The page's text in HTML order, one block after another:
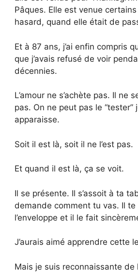
Pâques. Elle est venue
hasard, quand elle était de
Et à 87 ans, j’ai enfin compris
que j’avais refusé de voir
décennies.
L’amour ne s’achète pas. Il ne
pas. On ne peut pas le “tester”
apparaisse.
Soit il est là, soit il ne l’est pas.
Et quand il est là, ça se voit.
Il se présente. Il s’assoit à ta
demande comment tu vas. Il te
l’enveloppe et il le fait
J’aurais aimé apprendre cette
Mais je suis reconnaissante de